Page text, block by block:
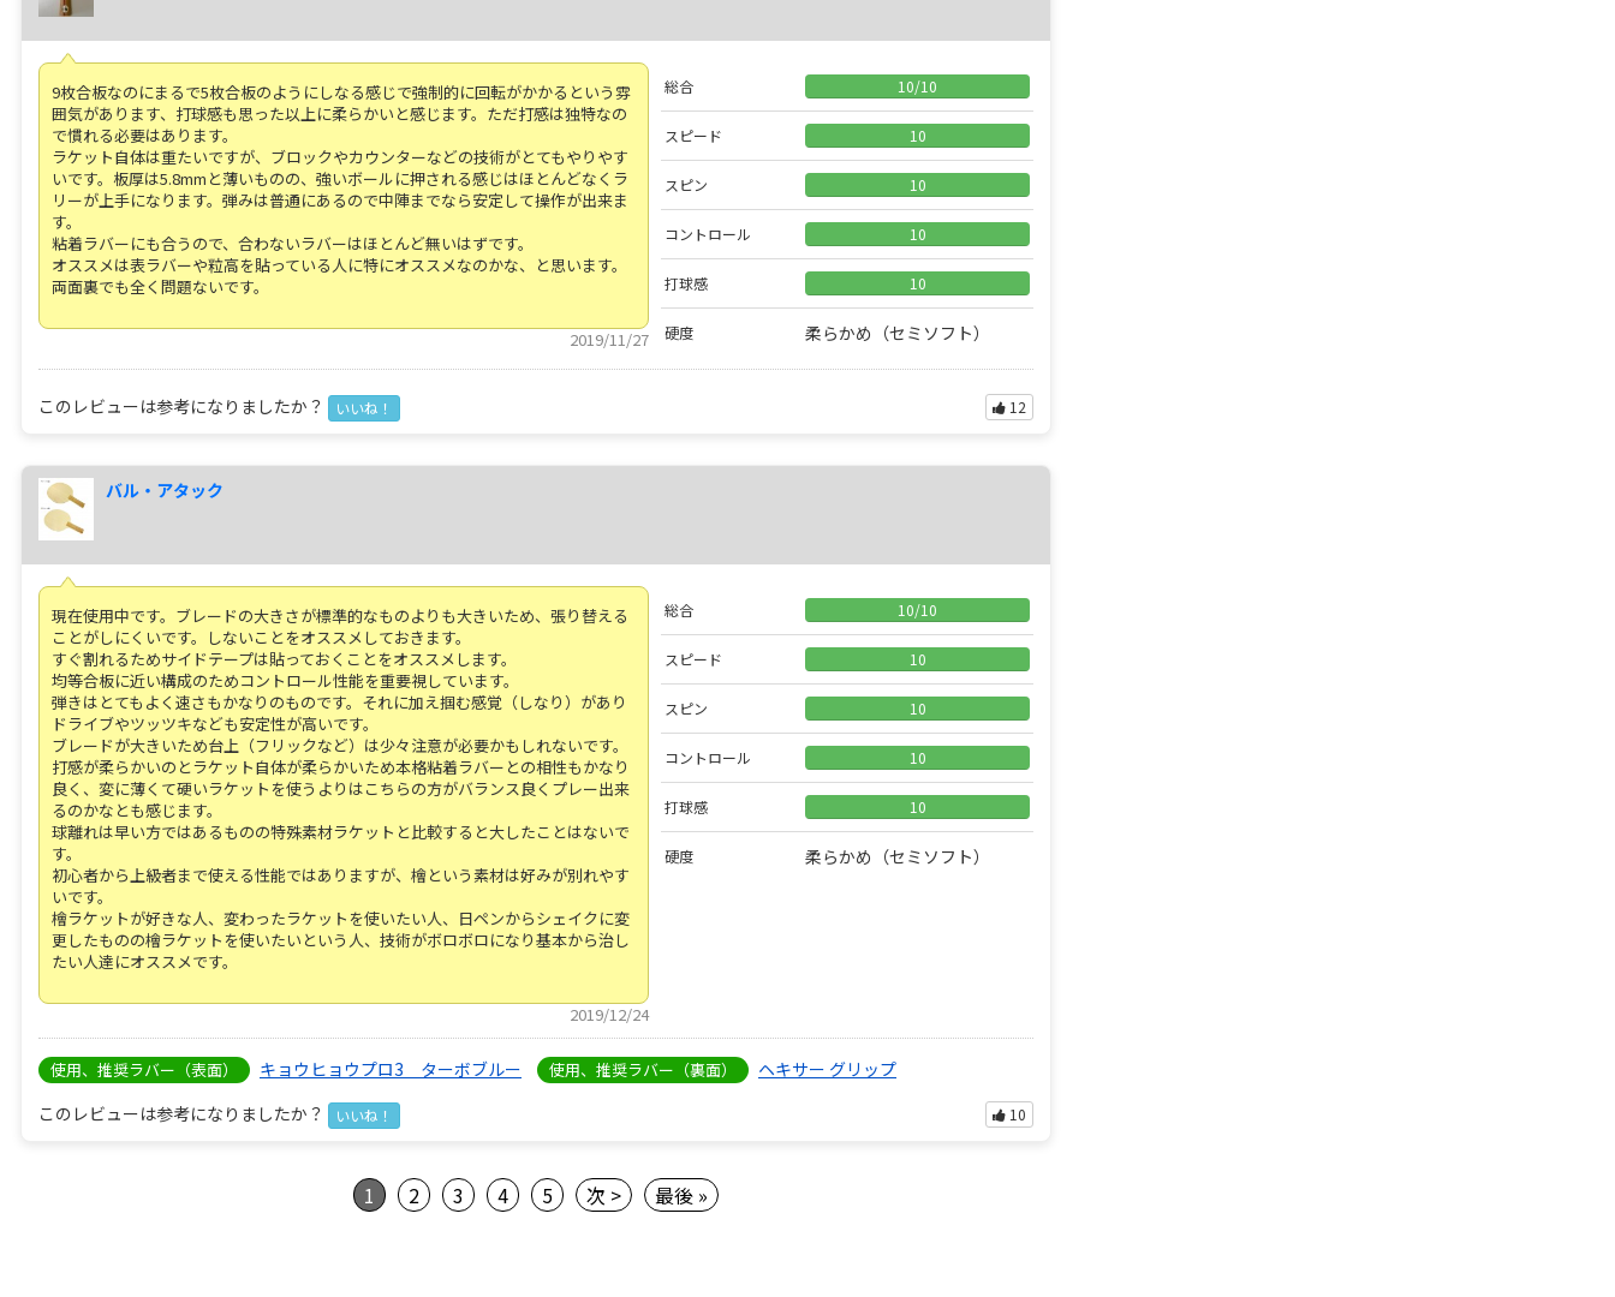
9枚合板なのにまるで5枚合板のようにしなる感じで強制的に回転がかかるという雰
囲気があります、打球感も思った以上に柔らかいと感じます。ただ打感は独特なの
で慣れる必要はあります。
ラケット自体は重たいですが、ブロックやカウンターなどの技術がとてもやりやす
いです。板厚は5.8mmと薄いものの、強いボールに押される感じはほとんどなくラ
リーが上手になります。弾みは普通にあるので中陣までなら安定して操作が出来ま
す。
粘着ラバーにも合うので、合わないラバーはほとんど無いはずです。
オススメは表ラバーや粒高を貼っている人に特にオススメなのかな、と思います。
両面裏でも全く問題ないです。
2019/11/27
総合 10/10
スピード 10
スピン 10
コントロール 10
打球感 10
硬度 柔らかめ（セミソフト）
このレビューは参考になりましたか？ いいね！ 12
バル・アタック
現在使用中です。ブレードの大きさが標準的なものよりも大きいため、張り替える
ことがしにくいです。しないことをオススメしておきます。
すぐ割れるためサイドテープは貼っておくことをオススメします。
均等合板に近い構成のためコントロール性能を重要視しています。
弾きはとてもよく速さもかなりのものです。それに加え掴む感覚（しなり）があり
ドライブやツッツキなども安定性が高いです。
ブレードが大きいため台上（フリックなど）は少々注意が必要かもしれないです。
打感が柔らかいのとラケット自体が柔らかいため本格粘着ラバーとの相性もかなり
良く、変に薄くて硬いラケットを使うよりはこちらの方がバランス良くプレー出来
るのかなとも感じます。
球離れは早い方ではあるものの特殊素材ラケットと比較すると大したことはないで
す。
初心者から上級者まで使える性能ではありますが、檜という素材は好みが別れやす
いです。
檜ラケットが好きな人、変わったラケットを使いたい人、日ペンからシェイクに変
更したものの檜ラケットを使いたいという人、技術がボロボロになり基本から治し
たい人達にオススメです。
2019/12/24
総合 10/10
スピード 10
スピン 10
コントロール 10
打球感 10
硬度 柔らかめ（セミソフト）
使用、推奨ラバー（表面） キョウヒョウプロ3 ターボブルー 使用、推奨ラバー（裏面）
ヘキサー グリップ
このレビューは参考になりましたか？
いいね！ 10
1 2 3 4 5 次 > 最後 »